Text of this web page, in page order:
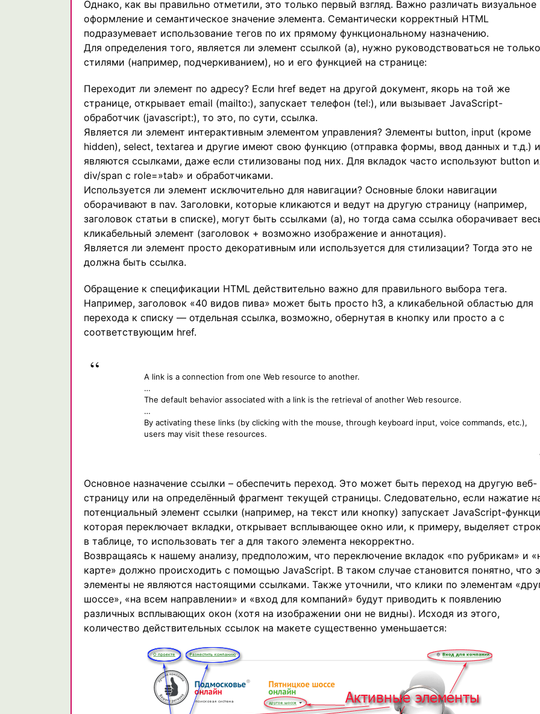
Однако, как вы правильно отметили, это только первый взгляд. Важно различать визуальное
оформление и семантическое значение элемента. Семантически корректный HTML
подразумевает использование тегов по их прямому функциональному назначению.
Для определения того, является ли элемент ссылкой (a), нужно руководствоваться не только
стилями (например, подчеркиванием), но и его функцией на странице:
Переходит ли элемент по адресу? Если href ведет на другой документ, якорь на той же
странице, открывает email (mailto:), запускает телефон (tel:), или вызывает JavaScript-
обработчик (javascript:), то это, по сути, ссылка.
Является ли элемент интерактивным элементом управления? Элементы button, input (кроме
hidden), select, textarea и другие имеют свою функцию (отправка формы, ввод данных и т.д.)
являются ссылками, даже если стилизованы под них. Для вкладок часто используют button
div/span с role=»tab» и обработчиками.
Используется ли элемент исключительно для навигации? Основные блоки навигации
оборачивают в nav. Заголовки, которые кликаются и ведут на другую страницу (например,
заголовок статьи в списке), могут быть ссылками (a), но тогда сама ссылка оборачивает
кликабельный элемент (заголовок + возможно изображение и аннотация).
Является ли элемент просто декоративным или используется для стилизации? Тогда это не
должна быть ссылка.
Обращение к спецификации HTML действительно важно для правильного выбора тега.
Например, заголовок «40 видов пива» может быть просто h3, а кликабельной областью для
перехода к списку — отдельная ссылка, возможно, обернутая в кнопку или просто a с
соответствующим href.
A link is a connection from one Web resource to another.
…
The default behavior associated with a link is the retrieval of another Web resource.
…
By activating these links (by clicking with the mouse, through keyboard input, voice commands, etc.),
users may visit these resources.
Основное назначение ссылки – обеспечить переход. Это может быть переход на другую веб-
страницу или на определённый фрагмент текущей страницы. Следовательно, если нажатие
потенциальный элемент ссылки (например, на текст или кнопку) запускает JavaScript-
которая переключает вкладки, открывает всплывающее окно или, к примеру, выделяет
в таблице, то использовать тег a для такого элемента некорректно.
Возвращаясь к нашему анализу, предположим, что переключение вкладок «по рубрикам» и
карте» должно происходить с помощью JavaScript. В таком случае становится понятно, что
элементы не являются настоящими ссылками. Также уточнили, что клики по элементам
шоссе», «на всем направлении» и «вход для компаний» будут приводить к появлению
различных всплывающих окон (хотя на изображении они не видны). Исходя из этого,
количество действительных ссылок на макете существенно уменьшается: